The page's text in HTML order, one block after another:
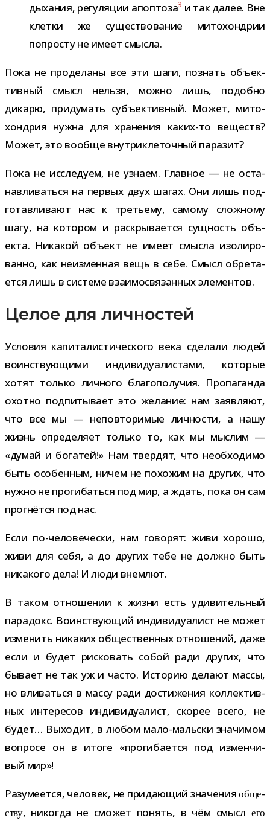
дыха­ния, регу­ля­ции апо­птоза3и так далее. Вне
клетки же суще­ство­ва­ние мито­хон­дрии
попро­сту не имеет смысла.
Пока не про­де­ланы все эти шаги, познать объ­ек­
тив­ный смысл нельзя, можно лишь, подобно
дикарю, при­ду­мать субъ­ек­тив­ный. Может, мито­
хон­дрия нужна для хра­не­ния каких-​то веществ?
Может, это вообще внут­ри­кле­точ­ный паразит?
Пока не иссле­дуем, не узнаем. Главное — не оста­
нав­ли­ваться на пер­вых двух шагах. Они лишь под­
го­тав­ли­вают нас к тре­тьему, самому слож­ному
шагу, на кото­ром и рас­кры­ва­ется сущ­ность объ­
екта. Никакой объ­ект не имеет смысла изо­ли­ро­
ванно, как неиз­мен­ная вещь в себе. Смысл обре­та­
ется лишь в системе вза­и­мо­свя­зан­ных элементов.
Целое для личностей
Условия капи­та­ли­сти­че­ского века сде­лали людей
воин­ству­ю­щими инди­ви­ду­а­ли­стами, кото­рые
хотят только лич­ного бла­го­по­лу­чия. Пропаганда
охотно под­пи­ты­вает это жела­ние: нам заяв­ляют,
что все мы — непо­вто­ри­мые лич­но­сти, а нашу
жизнь опре­де­ляет только то, как мы мыс­лим —
«думай и бога­тей!» Нам твер­дят, что необ­хо­димо
быть осо­бен­ным, ничем не похо­жим на дру­гих, что
нужно не про­ги­баться под мир, а ждать, пока он сам
про­гнётся под нас.
Если по-​человечески, нам гово­рят: живи хорошо,
живи для себя, а до дру­гих тебе не должно быть
ника­кого дела! И люди внемлют.
В таком отно­ше­нии к жизни есть уди­ви­тель­ный
пара­докс. Воинствующий инди­ви­ду­а­лист не может
изме­нить ника­ких обще­ствен­ных отно­ше­ний, даже
если и будет рис­ко­вать собой ради дру­гих, что
бывает не так уж и часто. Историю делают массы,
но вли­ваться в массу ради дости­же­ния кол­лек­тив­
ных инте­ре­сов инди­ви­ду­а­лист, ско­рее всего, не
будет… Выходит, в любом мало-​мальски зна­чи­мом
вопросе он в итоге «про­ги­ба­ется под измен­чи­
вый мир»!
Разумеется, чело­век, не при­да­ю­щий зна­че­нияобще­
ству, нико­гда не смо­жет понять, в чём смыслего